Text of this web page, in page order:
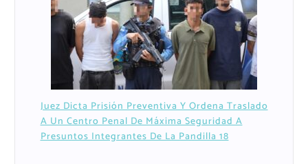
Juez Dicta Prisión Preventiva Y Ordena Traslado
A Un Centro Penal De Máxima Seguridad A
Presuntos Integrantes De La Pandilla 18